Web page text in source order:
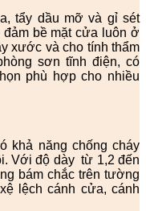
tẩy dầu mỡ và gỉ sét
bề mặt cửa luôn ở
xước và cho tính thẩm
sơn tĩnh điện, có
phù hợp cho nhiều
khả năng chống cháy
Với độ dày từ 1,2 đến
bám chắc trên tường
lệch cánh cửa, cánh